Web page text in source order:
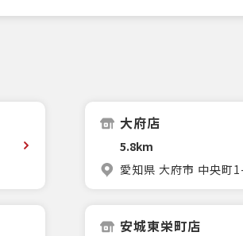
大府店
5.8km
愛知県 大府市 中央町
安城東栄町店